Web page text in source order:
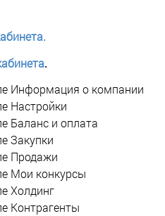
.
Информация о компании
Настройки
Баланс и оплата
Закупки
Продажи
Мои конкурсы
Холдинг
Контрагенты